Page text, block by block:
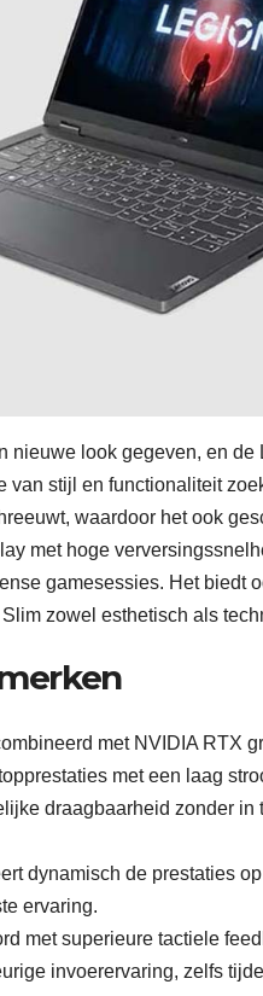
nieuwe look gegeven, en
van stijl en functionaliteit
waardoor het ook
met hoge
gamesessies. Het biedt
zowel esthetisch als
met NVIDIA RTX
met een laag
draagbaarheid zonder
dynamisch de prestaties
ervaring.
met superieure tactiele
invoerervaring, zelfs